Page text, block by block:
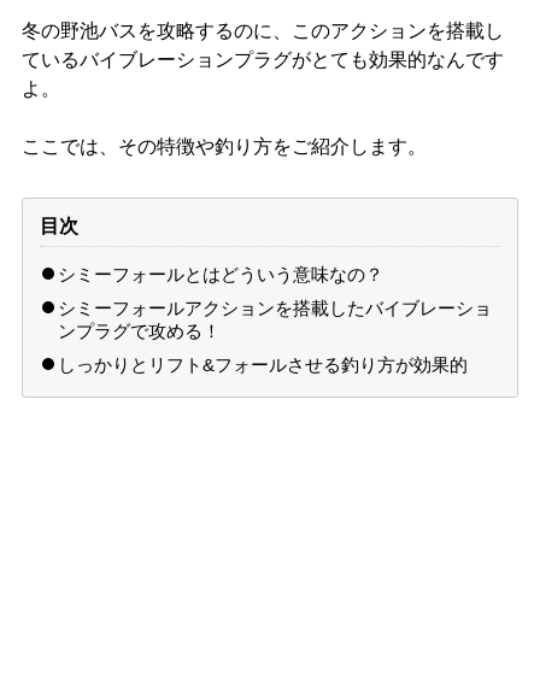
冬の野池バスを攻略するのに、このアクションを搭載し
ているバイブレーションプラグがとても効果的なんです
よ。
ここでは、その特徴や釣り方をご紹介します。
目次
シミーフォールとはどういう意味なの？
シミーフォールアクションを搭載したバイブレーショ
ンプラグで攻める！
しっかりとリフト&フォールさせる釣り方が効果的